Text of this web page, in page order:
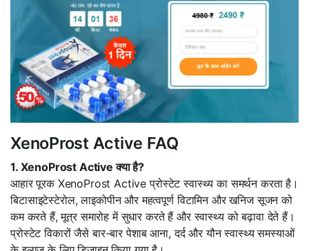
XenoProst Active FAQ
1. XenoProst Active क्या है?
आहार पूरक XenoProst Active प्रोस्टेट स्वास्थ्य का समर्थन करता है।
बिटासाइटेस्टेरोल, लाइकोपीन और महत्वपूर्ण विटामिन और खनिज सूजन को
कम करते हैं, मूत्र समारोह में सुधार करते हैं और स्वास्थ्य को बढ़ावा देते हैं।
प्रोस्टेट विकारों जैसे बार-बार पेशाब आना, दर्द और यौन स्वास्थ्य समस्याओं